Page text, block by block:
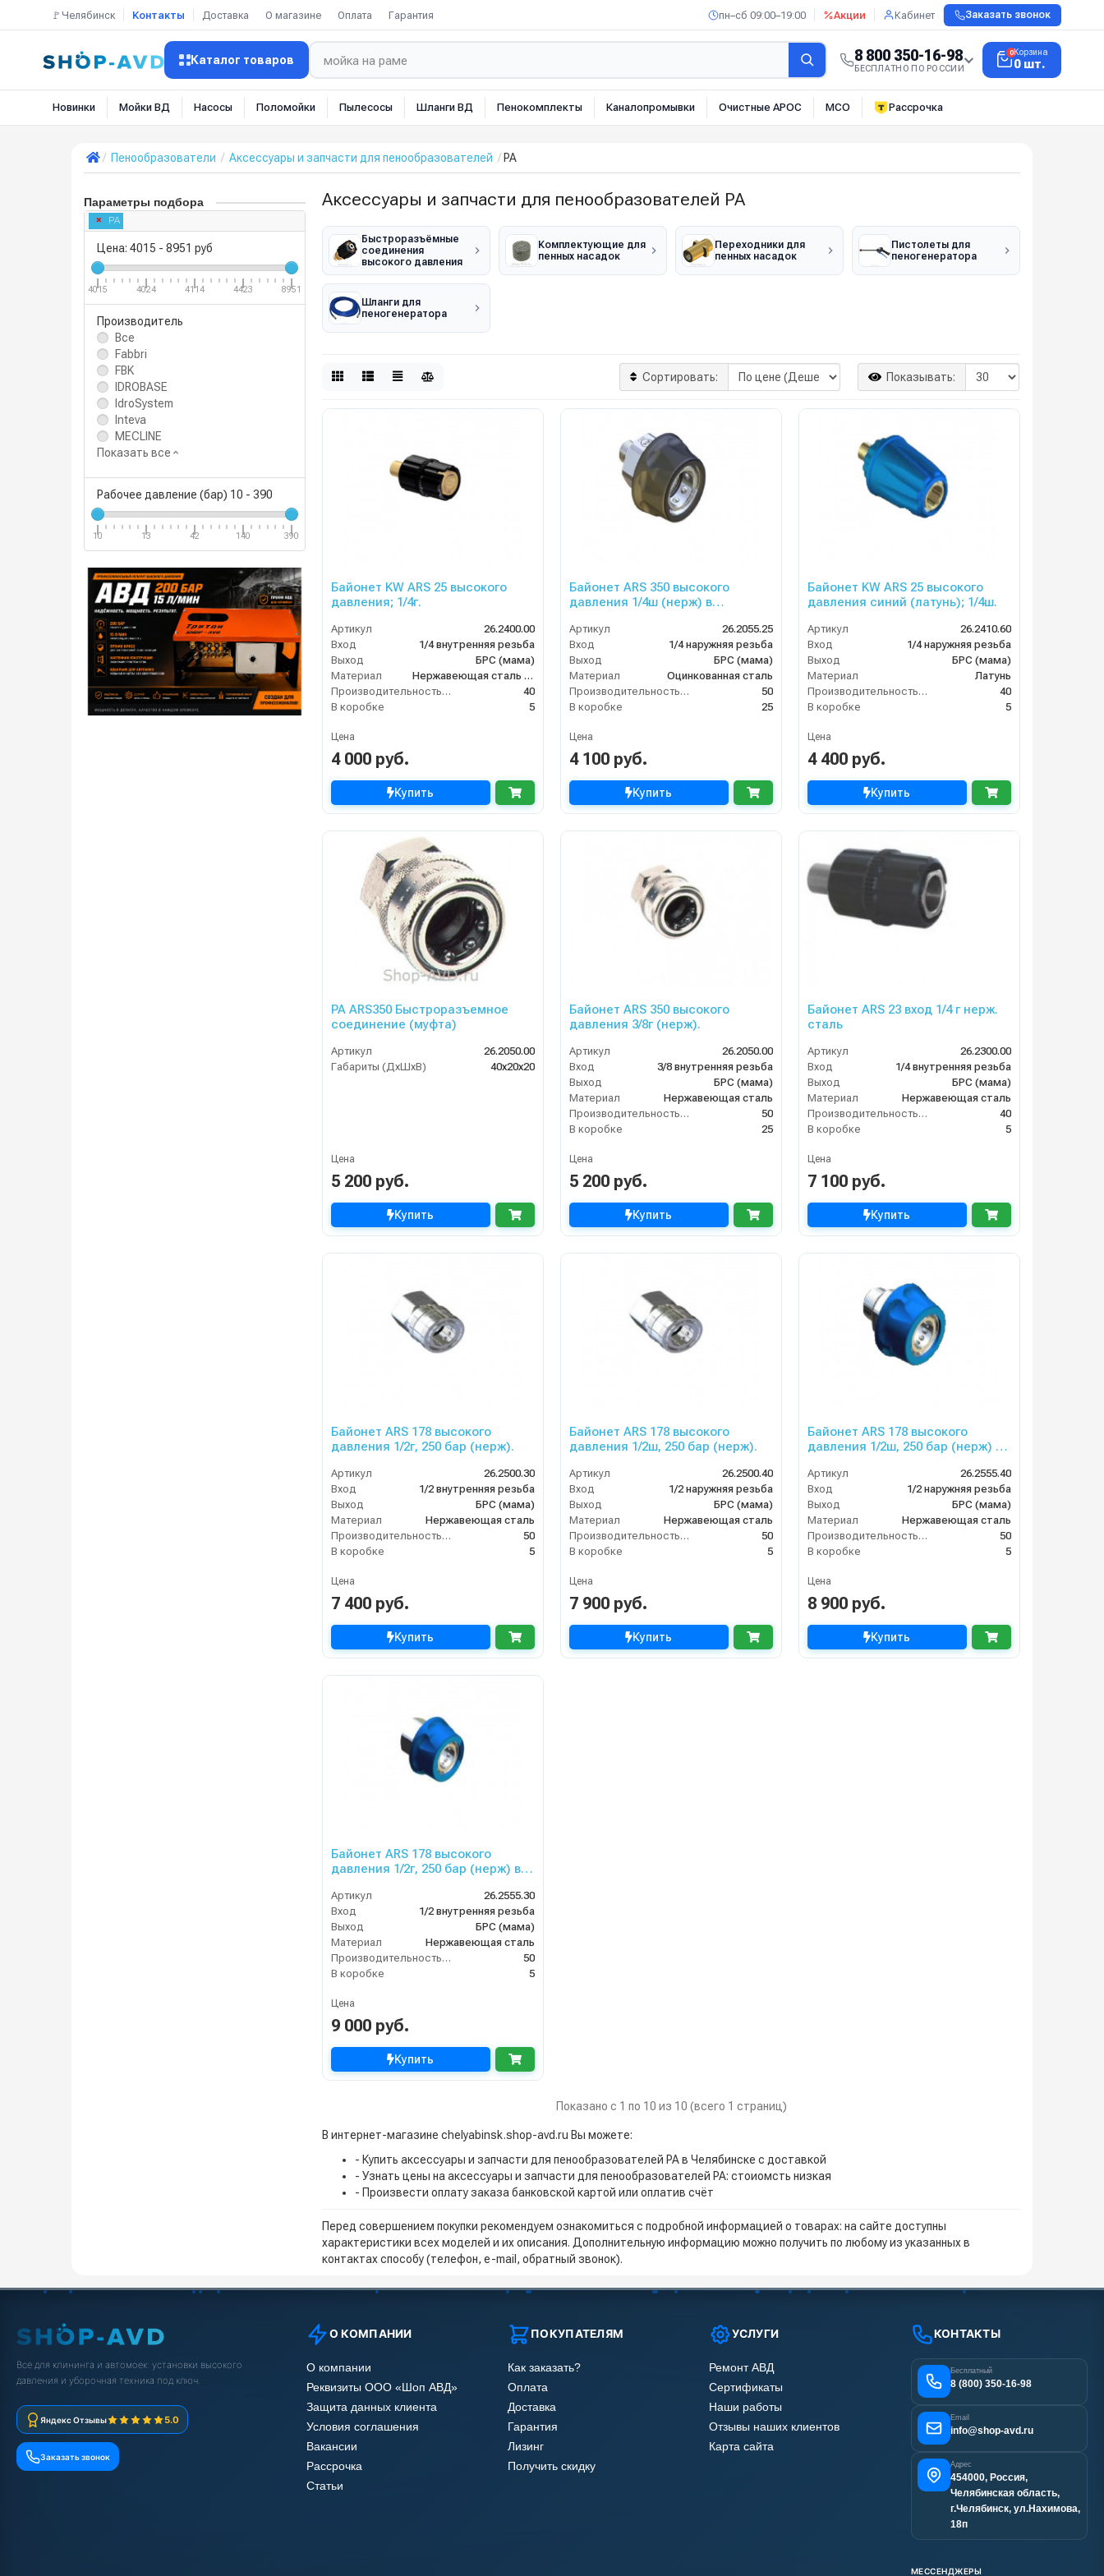
🚩Челябинск Контакты Доставка О магазине Оплата Гарантия пн–сб 09:00–19:00 Акции Кабинет Заказать звонок
Каталог товаров 8 800 350-16-98
БЕСПЛАТНО ПО РОССИИ
0Корзина
0 шт.
Новинки Мойки ВД Насосы Поломойки Пылесосы Шланги ВД Пенокомплекты Каналопромывки Очистные АРОС МСО Рассрочка
Пенообразователи Аксессуары и запчасти для пенообразователей PA
Параметры подбора
PA
Цена: 4015 - 8951 руб
4015 4024 4114 4423 8951
Производитель
Все
Fabbri
FBK
IDROBASE
IdroSystem
Inteva
MECLINE
Показать все
Рабочее давление (бар) 10 - 390
10 13 42 140 390
Аксессуары и запчасти для пенообразователей PA
Быстроразъёмные
соединения
высокого давления
Комплектующие для
пенных насадок
Переходники для
пенных насадок
Пистолеты для
пеногенератора
Шланги для
пеногенератора
Сортировать: Показывать:
Байонет KW ARS 25 высокого
давления; 1/4г.
Артикул
26.2400.00
Вход
1/4 внутренняя резьба
Выход
БРС (мама)
Материал
Нержавеющая сталь + Латунь
Производительность (л/мин)
40
В коробке
5
Цена
4 000 руб.
Купить
Байонет ARS 350 высокого
давления 1/4ш (нерж) в
Артикул
26.2055.25
Вход
1/4 наружняя резьба
Выход
БРС (мама)
Материал
Оцинкованная сталь
Производительность (л/мин)
50
В коробке
25
Цена
4 100 руб.
Купить
Байонет KW ARS 25 высокого
давления синий (латунь); 1/4ш.
Артикул
26.2410.60
Вход
1/4 наружняя резьба
Выход
БРС (мама)
Материал
Латунь
Производительность (л/мин)
40
В коробке
5
Цена
4 400 руб.
Купить
PA ARS350 Быстроразъемное
соединение (муфта)
Артикул
26.2050.00
Габариты (ДхШхВ)
40х20х20
Цена
5 200 руб.
Купить
Байонет ARS 350 высокого
давления 3/8г (нерж).
Артикул
26.2050.00
Вход
3/8 внутренняя резьба
Выход
БРС (мама)
Материал
Нержавеющая сталь
Производительность (л/мин)
50
В коробке
25
Цена
5 200 руб.
Купить
Байонет ARS 23 вход 1/4 г нерж.
сталь
Артикул
26.2300.00
Вход
1/4 внутренняя резьба
Выход
БРС (мама)
Материал
Нержавеющая сталь
Производительность (л/мин)
40
В коробке
5
Цена
7 100 руб.
Купить
Байонет ARS 178 высокого
давления 1/2г, 250 бар (нерж).
Артикул
26.2500.30
Вход
1/2 внутренняя резьба
Выход
БРС (мама)
Материал
Нержавеющая сталь
Производительность (л/мин)
50
В коробке
5
Цена
7 400 руб.
Купить
Байонет ARS 178 высокого
давления 1/2ш, 250 бар (нерж).
Артикул
26.2500.40
Вход
1/2 наружняя резьба
Выход
БРС (мама)
Материал
Нержавеющая сталь
Производительность (л/мин)
50
В коробке
5
Цена
7 900 руб.
Купить
Байонет ARS 178 высокого
давления 1/2ш, 250 бар (нерж) в
Артикул
26.2555.40
Вход
1/2 наружняя резьба
Выход
БРС (мама)
Материал
Нержавеющая сталь
Производительность (л/мин)
50
В коробке
5
Цена
8 900 руб.
Купить
Байонет ARS 178 высокого
давления 1/2г, 250 бар (нерж) в
Артикул
26.2555.30
Вход
1/2 внутренняя резьба
Выход
БРС (мама)
Материал
Нержавеющая сталь
Производительность (л/мин)
50
В коробке
5
Цена
9 000 руб.
Купить
Показано с 1 по 10 из 10 (всего 1 страниц)
В интернет-магазине chelyabinsk.shop-avd.ru Вы можете:
- Купить аксессуары и запчасти для пенообразователей PA в Челябинске с доставкой
- Узнать цены на аксессуары и запчасти для пенообразователей PA: стоиомсть низкая
- Произвести оплату заказа банковской картой или оплатив счёт
Перед совершением покупки рекомендуем ознакомиться с подробной информацией о товарах: на сайте доступны
характеристики всех моделей и их описания. Дополнительную информацию можно получить по любому из указанных в
контактах способу (телефон, e-mail, обратный звонок).
Всё для клининга и автомоек: установки высокого
давления и уборочная техника под ключ.
Яндекс Отзывы 5.0
Заказать звонок
О КОМПАНИИ
О компании
Реквизиты ООО «Шоп АВД»
Защита данных клиента
Условия соглашения
Вакансии
Рассрочка
Статьи
ПОКУПАТЕЛЯМ
Как заказать?
Оплата
Доставка
Гарантия
Лизинг
Получить скидку
УСЛУГИ
Ремонт АВД
Сертификаты
Наши работы
Отзывы наших клиентов
Карта сайта
КОНТАКТЫ
Бесплатный
8 (800) 350-16-98
Email
info@shop-avd.ru
Адрес
454000, Россия,
Челябинская область,
г.Челябинск, ул.Нахимова,
18п
МЕССЕНДЖЕРЫ